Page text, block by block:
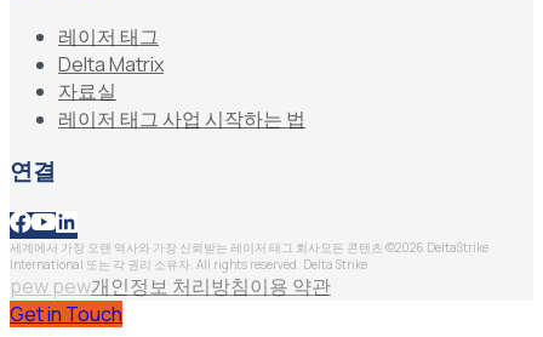
레이저 태그
Delta Matrix
자료실
레이저 태그 사업 시작하는 법
연결
세계에서 가장 오랜 역사와 가장 신뢰받는 레이저 태그 회사모든 콘텐츠 ©2026 DeltaStrike
International 또는 각 권리 소유자. All rights reserved. Delta Strike
pew pew개인정보 처리방침이용 약관
Get in Touch